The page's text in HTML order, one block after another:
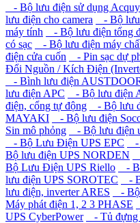
- Bộ lưu điện sử dụng
lưu điện cho camera
- Bộ
máy tính
- Bộ lưu điện tổng
có sạc
- Bộ lưu điện máy
điện cửa cuốn
- Pin sạc dự
Đổi Nguồn / Kích Điện
- Bình lưu điện
lưu điện APC
- Bộ lưu điện
điện, cổng tự động
- Bộ lưu
MAYAKI
- Bộ lưu điện
Sin mô phỏng
- Bộ lưu điện
- Bộ Lưu Điện UPS EPC
-
Bộ lưu điện UPS NORDEN
Bộ Lưu Điện UPS Riello
-
lưu điện UPS SOROTEC
-
lưu điện, inverter ARES
-
Máy phát điện 1, 2 3 PHASE
UPS CyberPower
- Tủ đựng